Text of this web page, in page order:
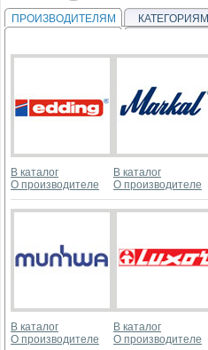
ПРОИЗВОДИТЕЛЯМ КАТЕГОРИЯМ
В каталог
О производителе
В каталог
О производителе
В каталог
О производителе
В каталог
О производителе